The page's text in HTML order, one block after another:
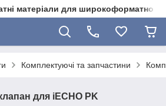
матеріали для широкоформатного
Комплектуючі та запчастини
для iECHO PK